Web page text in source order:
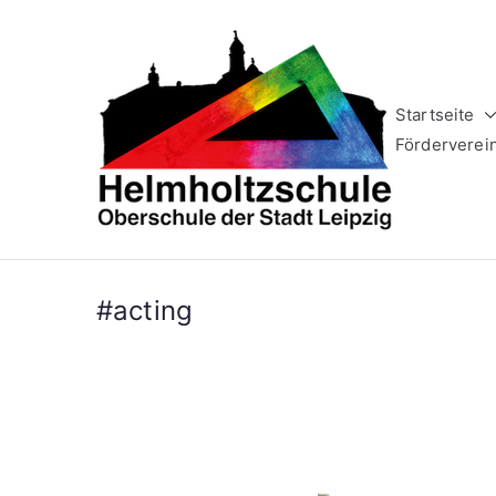
Startseite
#acting